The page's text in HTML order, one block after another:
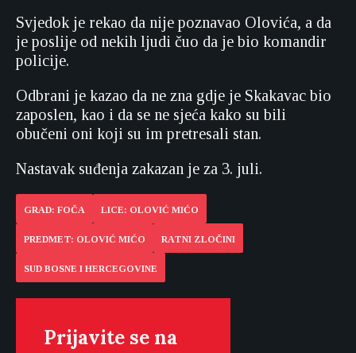
Svjedok je rekao da nije poznavao Olovića, a da
je poslije od nekih ljudi čuo da je bio komandir
policije.
Odbrani je kazao da ne zna gdje je Skakavac bio
zaposlen, kao i da se ne sjeća kako su bili
obučeni oni koji su im pretresali stan.
Nastavak suđenja zakazan je za 3. juli.
GRAD: FOČA LICE: OLOVIĆ MIĆO
PREDMET: OLOVIĆ MIĆO RATNI ZLOČINI
SUD BOSNE I HERCEGOVINE
Prijavite se na